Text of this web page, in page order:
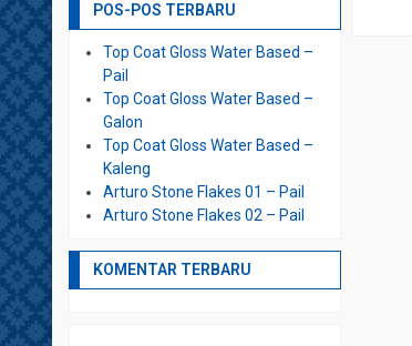
POS-POS TERBARU
Top Coat Gloss Water Based –
Pail
Top Coat Gloss Water Based –
Galon
Top Coat Gloss Water Based –
Kaleng
Arturo Stone Flakes 01 – Pail
Arturo Stone Flakes 02 – Pail
KOMENTAR TERBARU